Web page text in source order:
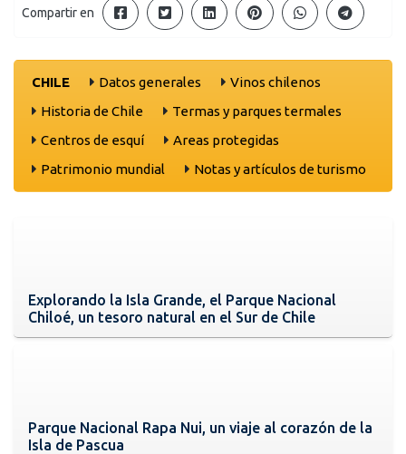
Compartir en
CHILE Datos generales
Vinos chilenos
Historia de Chile
Termas y parques termales
Centros de esquí
Areas protegidas
Patrimonio mundial
Notas y artículos de turismo
Explorando la Isla Grande, el Parque Nacional
Chiloé, un tesoro natural en el Sur de Chile
Parque Nacional Rapa Nui, un viaje al corazón de la
Isla de Pascua